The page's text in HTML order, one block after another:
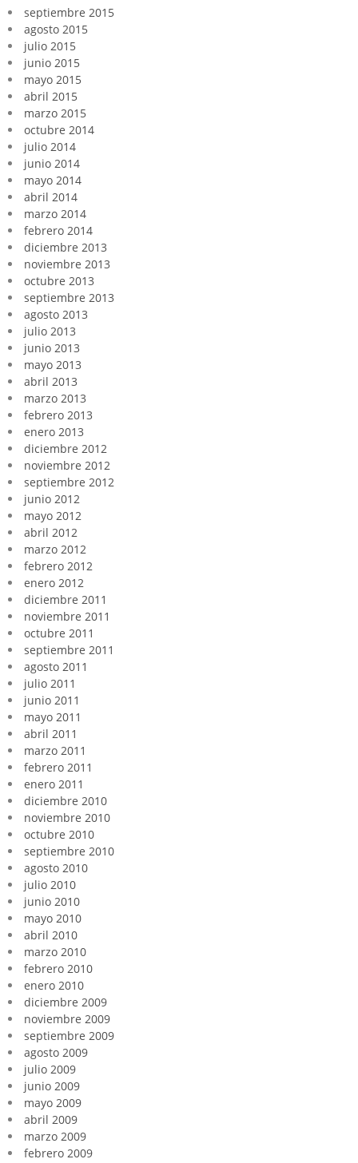
septiembre 2015
agosto 2015
julio 2015
junio 2015
mayo 2015
abril 2015
marzo 2015
octubre 2014
julio 2014
junio 2014
mayo 2014
abril 2014
marzo 2014
febrero 2014
diciembre 2013
noviembre 2013
octubre 2013
septiembre 2013
agosto 2013
julio 2013
junio 2013
mayo 2013
abril 2013
marzo 2013
febrero 2013
enero 2013
diciembre 2012
noviembre 2012
septiembre 2012
junio 2012
mayo 2012
abril 2012
marzo 2012
febrero 2012
enero 2012
diciembre 2011
noviembre 2011
octubre 2011
septiembre 2011
agosto 2011
julio 2011
junio 2011
mayo 2011
abril 2011
marzo 2011
febrero 2011
enero 2011
diciembre 2010
noviembre 2010
octubre 2010
septiembre 2010
agosto 2010
julio 2010
junio 2010
mayo 2010
abril 2010
marzo 2010
febrero 2010
enero 2010
diciembre 2009
noviembre 2009
septiembre 2009
agosto 2009
julio 2009
junio 2009
mayo 2009
abril 2009
marzo 2009
febrero 2009